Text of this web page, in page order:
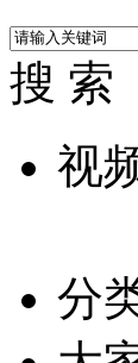
搜 索
视
分